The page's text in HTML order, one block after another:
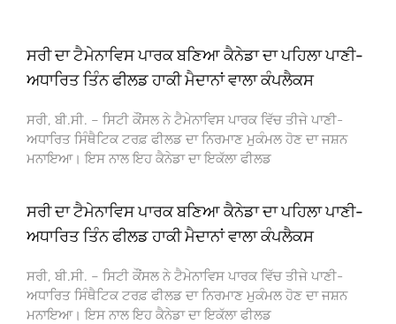
ਸਰੀ ਦਾ ਟੈਮੇਨਾਵਿਸ ਪਾਰਕ ਬਣਿਆ ਕੈਨੇਡਾ ਦਾ ਪਹਿਲਾ ਪਾਣੀ-
ਅਧਾਰਿਤ ਤਿੰਨ ਫੀਲਡ ਹਾਕੀ ਮੈਦਾਨਾਂ ਵਾਲਾ ਕੰਪਲੈਕਸ
ਸਰੀ, ਬੀ.ਸੀ. – ਸਿਟੀ ਕੌਂਸਲ ਨੇ ਟੈਮੇਨਾਵਿਸ ਪਾਰਕ ਵਿੱਚ ਤੀਜੇ ਪਾਣੀ-
ਅਧਾਰਿਤ ਸਿੰਥੈਟਿਕ ਟਰਫ਼ ਫੀਲਡ ਦਾ ਨਿਰਮਾਣ ਮੁਕੰਮਲ ਹੋਣ ਦਾ ਜਸ਼ਨ
ਮਨਾਇਆ। ਇਸ ਨਾਲ ਇਹ ਕੈਨੇਡਾ ਦਾ ਇਕੱਲਾ ਫੀਲਡ
ਸਰੀ ਦਾ ਟੈਮੇਨਾਵਿਸ ਪਾਰਕ ਬਣਿਆ ਕੈਨੇਡਾ ਦਾ ਪਹਿਲਾ ਪਾਣੀ-
ਅਧਾਰਿਤ ਤਿੰਨ ਫੀਲਡ ਹਾਕੀ ਮੈਦਾਨਾਂ ਵਾਲਾ ਕੰਪਲੈਕਸ
ਸਰੀ, ਬੀ.ਸੀ. – ਸਿਟੀ ਕੌਂਸਲ ਨੇ ਟੈਮੇਨਾਵਿਸ ਪਾਰਕ ਵਿੱਚ ਤੀਜੇ ਪਾਣੀ-
ਅਧਾਰਿਤ ਸਿੰਥੈਟਿਕ ਟਰਫ਼ ਫੀਲਡ ਦਾ ਨਿਰਮਾਣ ਮੁਕੰਮਲ ਹੋਣ ਦਾ ਜਸ਼ਨ
ਮਨਾਇਆ। ਇਸ ਨਾਲ ਇਹ ਕੈਨੇਡਾ ਦਾ ਇਕੱਲਾ ਫੀਲਡ